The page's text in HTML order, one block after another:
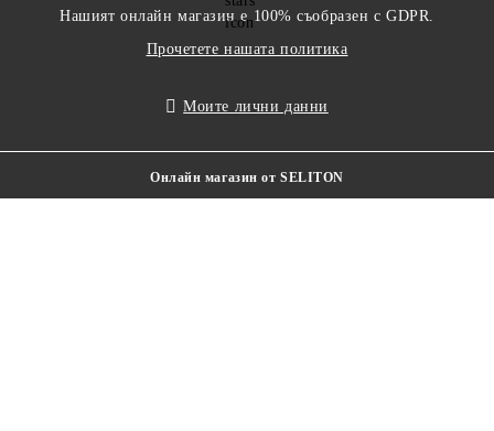
Нашият онлайн магазин е 100% съобразен с GDPR.
Прочетете нашата политика
Моите лични данни
Онлайн магазин от SELITON